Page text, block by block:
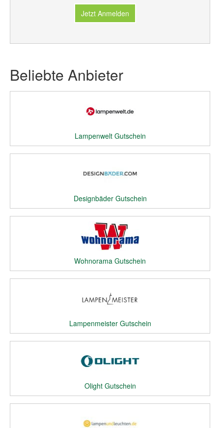
Jetzt Anmelden
Beliebte Anbieter
Lampenwelt Gutschein
Designbäder Gutschein
Wohnorama Gutschein
Lampenmeister Gutschein
Olight Gutschein